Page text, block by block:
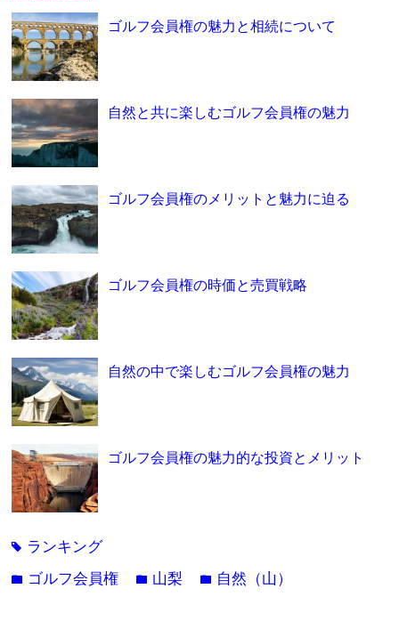
ゴルフ会員権の魅力と相続について
自然と共に楽しむゴルフ会員権の魅力
ゴルフ会員権のメリットと魅力に迫る
ゴルフ会員権の時価と売買戦略
自然の中で楽しむゴルフ会員権の魅力
ゴルフ会員権の魅力的な投資とメリット
tag ランキング
folder ゴルフ会員権 folder 山梨 folder 自然（山）